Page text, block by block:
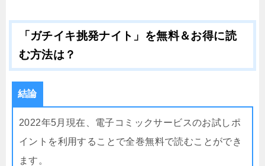
「ガチイキ挑発ナイト」を無料＆お得に読
む方法は？
結論
2022年5月現在、電子コミックサービスのお試しポ
イントを利用することで全巻無料で読むことができ
ます。